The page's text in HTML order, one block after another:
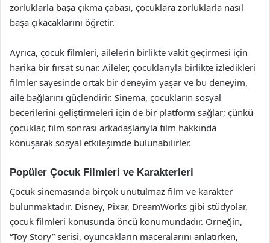
zorluklarla başa çıkma çabası, çocuklara zorluklarla nasıl
başa çıkacaklarını öğretir.
Ayrıca, çocuk filmleri, ailelerin birlikte vakit geçirmesi için
harika bir fırsat sunar. Aileler, çocuklarıyla birlikte izledikleri
filmler sayesinde ortak bir deneyim yaşar ve bu deneyim,
aile bağlarını güçlendirir. Sinema, çocukların sosyal
becerilerini geliştirmeleri için de bir platform sağlar; çünkü
çocuklar, film sonrası arkadaşlarıyla film hakkında
konuşarak sosyal etkileşimde bulunabilirler.
Popüler Çocuk Filmleri ve Karakterleri
Çocuk sinemasında birçok unutulmaz film ve karakter
bulunmaktadır. Disney, Pixar, DreamWorks gibi stüdyolar,
çocuk filmleri konusunda öncü konumundadır. Örneğin,
“Toy Story” serisi, oyuncakların maceralarını anlatırken,